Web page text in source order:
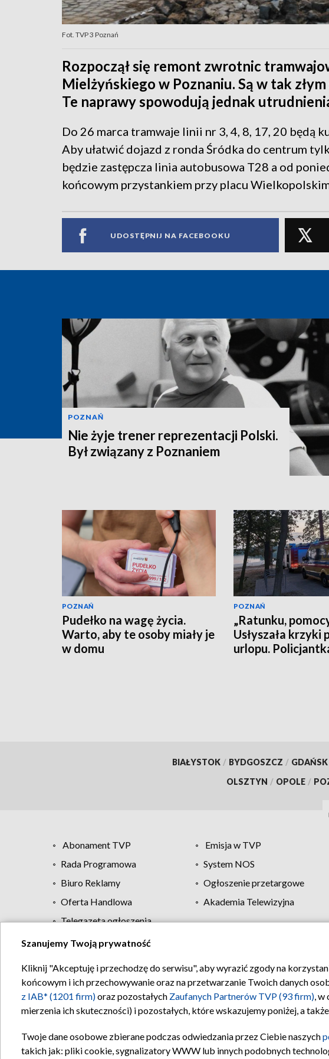
Fot. TVP 3 Poznań
Rozpoczął się remont zwrotnic
Mielżyńskiego w Poznaniu. Są w tak
Te naprawy spowodują jednak
Do 26 marca tramwaje linii nr 3, 4, 8, 17, 20 będą
Aby ułatwić dojazd z ronda Śródka do centrum
będzie zastępcza linia autobusowa T28 a od
końcowym przystankiem przy placu
UDOSTĘPNIJ NA FACEBOOKU
POZNAŃ
Nie żyje trener reprezentacji Polski.
Był związany z Poznaniem
POZNAŃ
Pudełko na wagę życia.
Warto, aby te osoby miały je
w domu
POZNAŃ
„Ratunku,
Usłyszała krzyki
urlopu.
BIAŁYSTOK / BYDGOSZCZ / GDAŃSK
OLSZTYN / OPOLE /
Abonament TVP Emisja w TVP
Rada Programowa
System NOS
Biuro Reklamy
Ogłoszenie przetargowe
Oferta Handlowa
Akademia Telewizyjna
Telegazeta ogłoszenia
Regulamin TVP Polityka
Szanujemy Twoją prywatność
Kliknij "Akceptuję i przechodzę do serwisu", aby wyrazić zgody na
końcowym i ich przechowywanie oraz na przetwarzanie Twoich danych
z IAB* (1201 firm)oraz pozostałych Zaufanych Partnerów TVP (93 firm), w
mierzenia ich skuteczności) i pozostałych, które wskazujemy poniżej, a
Twoje dane osobowe zbierane podczas odwiedzania przez Ciebie naszych
takich jak: pliki cookie, sygnalizatory WWW lub innych podobnych